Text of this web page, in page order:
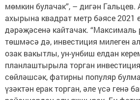
мөмкин булачак”, – дигән Гальцев.
ахырына квадрат метр бәясе 2021
дәрәҗәсенә кайтачак. “Максималь
төшмәсә дә, инвестиция милеген
озак вакытлы, ун-унбиш елдан
планлаштырыла торган
сөйләшсәк, фатирны популяр
үзәктән ерак торган, әле үсә генә